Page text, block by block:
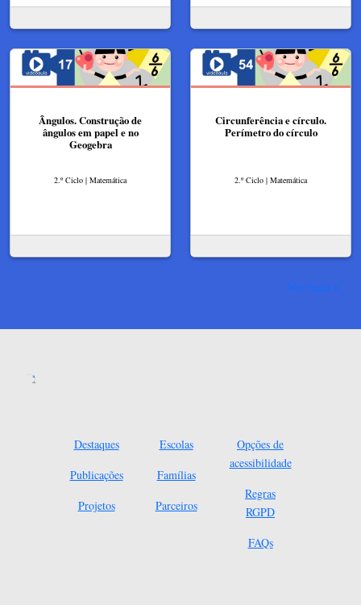
Ângulos. Construção de
ângulos em papel e no
Geogebra
2.º Ciclo | Matemática
Circunferência e círculo.
Perímetro do círculo
2.º Ciclo | Matemática
Ver mais
Destaques
Publicações
Projetos
Escolas
Famílias
Parceiros
Opções de
acessibilidade
Regras
RGPD
FAQs